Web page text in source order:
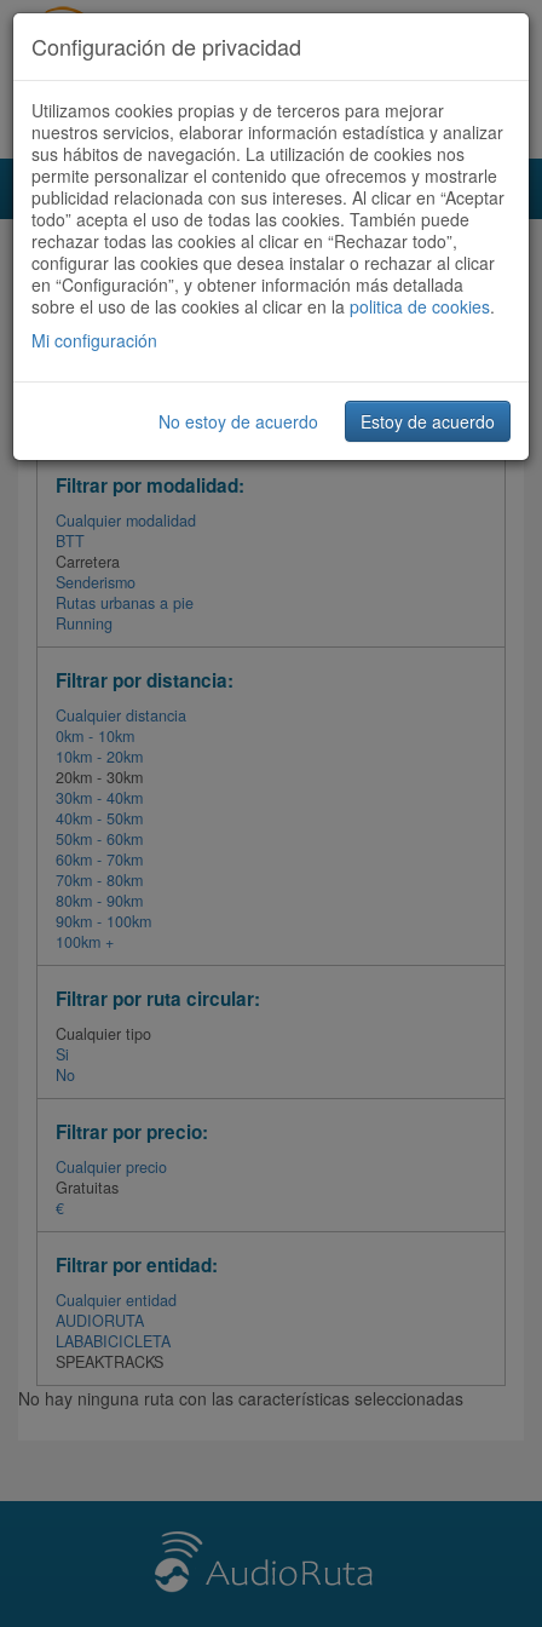
Acceder Registrate ahora Español | Català
Audioruta Todas las rutas
Todas las rutas Ordenar por:Más recientes
Filtrar las rutas
Filtrar por modalidad:
Cualquier modalidad
BTT
Carretera
Senderismo
Rutas urbanas a pie
Running
Filtrar por distancia:
Cualquier distancia
0km - 10km
10km - 20km
20km - 30km
30km - 40km
40km - 50km
50km - 60km
60km - 70km
70km - 80km
80km - 90km
90km - 100km
100km +
Filtrar por ruta circular:
Cualquier tipo
Si
No
Filtrar por precio:
Cualquier precio
Gratuitas
€
Filtrar por entidad:
Cualquier entidad
AUDIORUTA
LABABICICLETA
SPEAKTRACKS
No hay ninguna ruta con las características seleccionadas
Configuración de privacidad
Utilizamos cookies propias y de terceros para mejorar
nuestros servicios, elaborar información estadística y analizar
sus hábitos de navegación. La utilización de cookies nos
permite personalizar el contenido que ofrecemos y mostrarle
publicidad relacionada con sus intereses. Al clicar en “Aceptar
todo” acepta el uso de todas las cookies. También puede
rechazar todas las cookies al clicar en “Rechazar todo”,
configurar las cookies que desea instalar o rechazar al clicar
en “Configuración”, y obtener información más detallada
sobre el uso de las cookies al clicar en la politica de cookies.
Mi configuración
No estoy de acuerdo Estoy de acuerdo